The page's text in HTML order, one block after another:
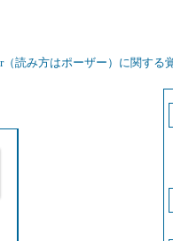
読み方はポーザー）に関する